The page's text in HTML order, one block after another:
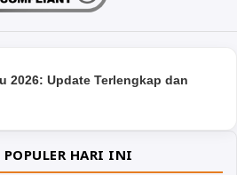
2026: Update Terlengkap dan
HARI INI